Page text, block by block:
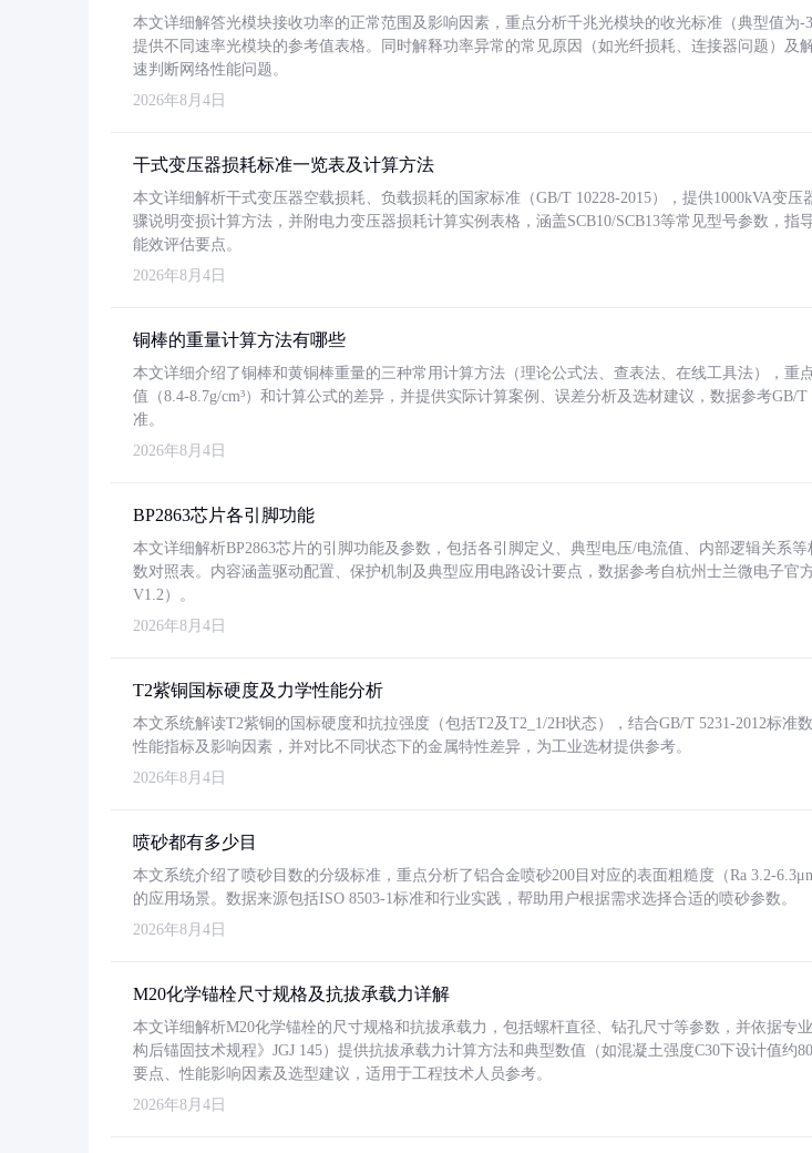
本文详细解答光模块接收功率的正常范围及影响因素，重点分析千兆光模块的收光标准（典型值为-
提供不同速率光模块的参考值表格。同时解释功率异常的常见原因（如光纤损耗、连接器问题）及
速判断网络性能问题。
2026年8月4日
干式变压器损耗标准一览表及计算方法
本文详细解析干式变压器空载损耗、负载损耗的国家标准（GB/T 10228-2015），提供1000kVA变压
骤说明变损计算方法，并附电力变压器损耗计算实例表格，涵盖SCB10/SCB13等常见型号参数，指
能效评估要点。
2026年8月4日
铜棒的重量计算方法有哪些
本文详细介绍了铜棒和黄铜棒重量的三种常用计算方法（理论公式法、查表法、在线工具法），重
值（8.4-8.7g/cm³）和计算公式的差异，并提供实际计算案例、误差分析及选材建议，数据参考GB/T
准。
2026年8月4日
BP2863芯片各引脚功能
本文详细解析BP2863芯片的引脚功能及参数，包括各引脚定义、典型电压/电流值、内部逻辑关系
数对照表。内容涵盖驱动配置、保护机制及典型应用电路设计要点，数据参考自杭州士兰微电子官
V1.2）。
2026年8月4日
T2紫铜国标硬度及力学性能分析
本文系统解读T2紫铜的国标硬度和抗拉强度（包括T2及T2_1/2H状态），结合GB/T 5231-2012标准
性能指标及影响因素，并对比不同状态下的金属特性差异，为工业选材提供参考。
2026年8月4日
喷砂都有多少目
本文系统介绍了喷砂目数的分级标准，重点分析了铝合金喷砂200目对应的表面粗糙度（Ra 3.2-
的应用场景。数据来源包括ISO 8503-1标准和行业实践，帮助用户根据需求选择合适的喷砂参数。
2026年8月4日
M20化学锚栓尺寸规格及抗拔承载力详解
本文详细解析M20化学锚栓的尺寸规格和抗拔承载力，包括螺杆直径、钻孔尺寸等参数，并依据专
构后锚固技术规程》JGJ 145）提供抗拔承载力计算方法和典型数值（如混凝土强度C30下设计值约
要点、性能影响因素及选型建议，适用于工程技术人员参考。
2026年8月4日